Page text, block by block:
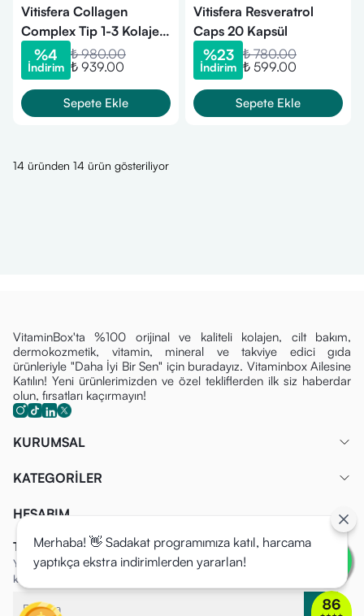
Vitisfera Collagen
Complex Tip 1-3 Kolajen
Peptitleri ve Trans-
Resveratrol 30 Servis
300 gr (Nötr Tat /
Şekersiz)
%4
İndirim
₺ 980.00
₺ 939.00
Sepete Ekle
Vitisfera Resveratrol
Caps 20 Kapsül
%23
İndirim
₺ 780.00
₺ 599.00
Sepete Ekle
14 üründen 14 ürün gösteriliyor
VitaminBox'ta %100 orijinal ve kaliteli kolajen, cilt bakım,
dermokozmetik, vitamin, mineral ve takviye edici gıda
ürünleriyle "Daha İyi Bir Sen" için buradayız. Vitaminbox Ailesine
Katılın! Yeni ürünlerimizden ve özel tekliflerden ilk siz haberdar
olun, fırsatları kaçırmayın!
KURUMSAL
KATEGORİLER
HESABIM
Tüm Fırsatlardan İlk Siz Haberdar Olun!
Yeni ürünlerimizden ve özel tekliflerden ilk siz haberdar olun, fırsatları
kaçırmayın!
Merhaba! 👋 Sadakat programımıza katıl, harcama
yaptıkça ekstra indirimlerden yararlan!